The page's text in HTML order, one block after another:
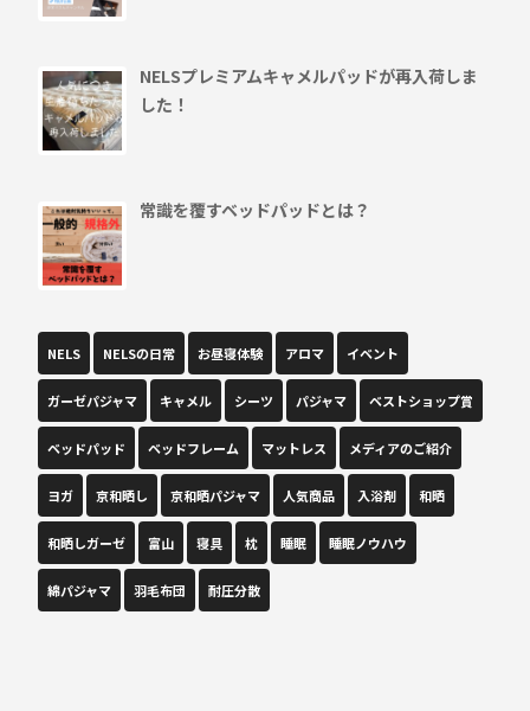
NELSプレミアムキャメルパッドが再入荷しま
した！
常識を覆すベッドパッドとは？
NELS NELSの日常 お昼寝体験 アロマ イベント
ガーゼパジャマ キャメル シーツ パジャマ ベストショップ賞
ベッドパッド ベッドフレーム マットレス メディアのご紹介
ヨガ 京和晒し 京和晒パジャマ 人気商品 入浴剤 和晒
和晒しガーゼ 富山 寝具 枕 睡眠 睡眠ノウハウ
綿パジャマ 羽毛布団 耐圧分散